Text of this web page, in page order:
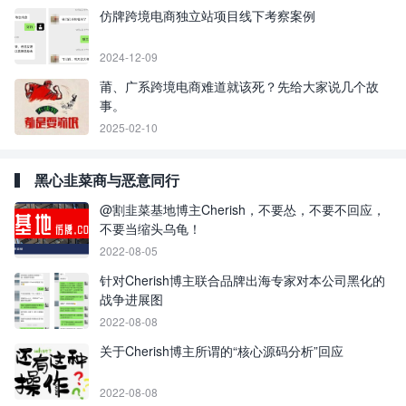
仿牌跨境电商独立站项目线下考察案例
2024-12-09
莆、广系跨境电商难道就该死？先给大家说几个故
事。
2025-02-10
黑心韭菜商与恶意同行
@割韭菜基地博主Cherish，不要怂，不要不回应，
不要当缩头乌龟！
2022-08-05
针对Cherish博主联合品牌出海专家对本公司黑化的
战争进展图
2022-08-08
关于Cherish博主所谓的“核心源码分析”回应
2022-08-08